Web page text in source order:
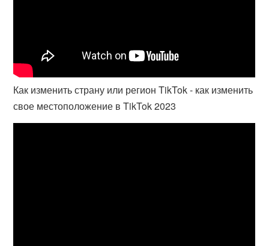
Как изменить страну или регион TikTok - как изменить
свое местоположение в TikTok 2023